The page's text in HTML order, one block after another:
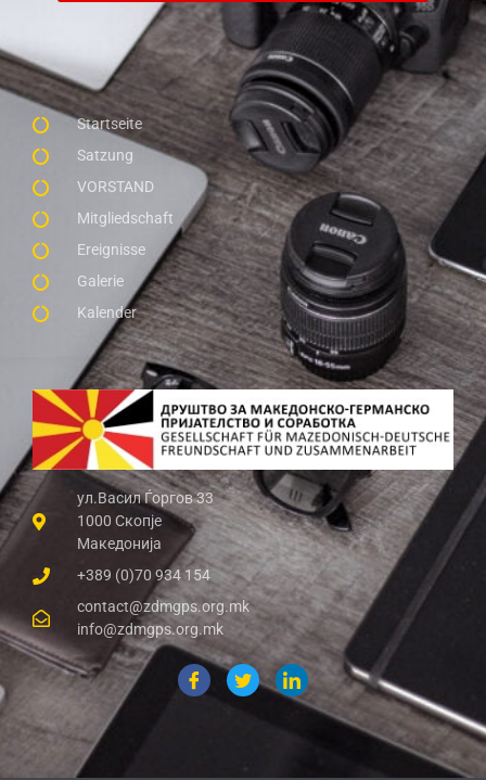
ул.Васил Ѓоргов 33
1000 Скопје
Македонија
+389 (0)70 934 154
contact@zdmgps.org.mk
info@zdmgps.org.mk
Startseite
Satzung
VORSTAND
Mitgliedschaft
Ereignisse
Galerie
Kalender